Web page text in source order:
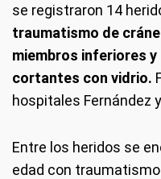
se registraron 14
traumatismo de
miembros inferiores
cortantes con vidrio.
hospitales Fernández
Entre los heridos se
edad con